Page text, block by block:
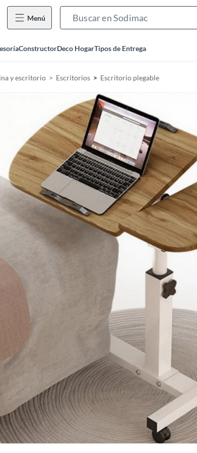
Menú
ConstructorDeco HogarTipos de Entrega
y escritorio Escritorios Escritorio plegable